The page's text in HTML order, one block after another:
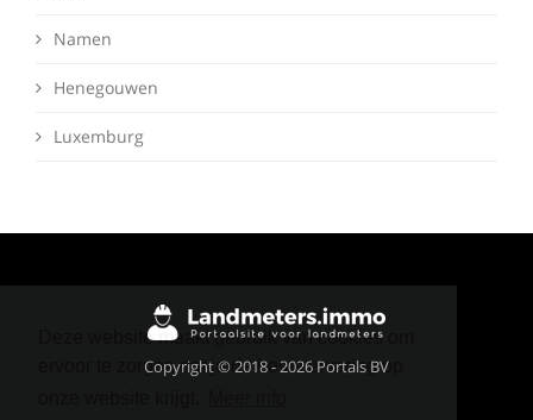
Deze website maakt gebruik van cookies om
ervoor te zorgen dat je de beste ervaring op
Namen
Henegouwen
Luxemburg
Copyright © 2018 - 2026 Portals BV